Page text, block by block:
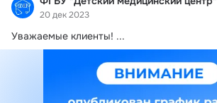
20 дек 2023
Уважаемые клиенты! ...